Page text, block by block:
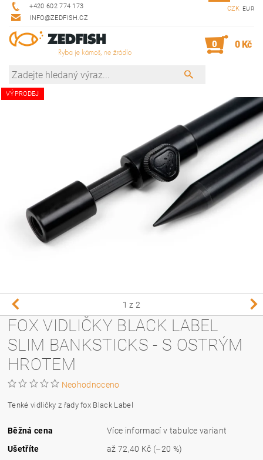
+420 602 774 173
INFO@ZEDFISH.CZ
CZK EUR
0 0 Kč
VÝPRODEJ
1 z 2
FOX VIDLIČKY BLACK LABEL
SLIM BANKSTICKS - S OSTRÝM
HROTEM
Neohodnoceno
Tenké vidličky z řady fox Black Label
Běžná cena
Více informací v tabulce variant
Ušetříte
až72,40 Kč (–20 %)